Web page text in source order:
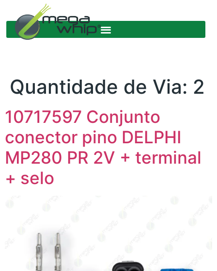
Quantidade de Via: 2
10717597 Conjunto
conector pino DELPHI
MP280 PR 2V + terminal
+ selo